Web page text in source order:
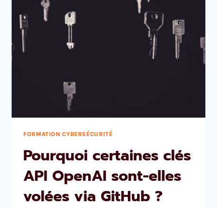
FORMATION CYBERSÉCURITÉ
Pourquoi certaines clés
API OpenAI sont-elles
volées via GitHub ?